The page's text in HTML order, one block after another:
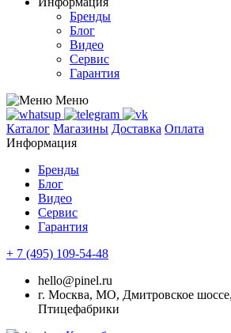
Бренды
Блог
Видео
Сервис
Гарантия
Меню
Каталог Магазины Доставка Оплата
Информация
Бренды
Блог
Видео
Сервис
Гарантия
+ 7 (495) 109-54-48
hello@pinel.ru
г. Москва, МО, Дмитровское
Птицефабрики